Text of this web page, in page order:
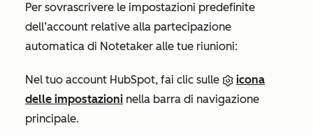
Per sovrascrivere le impostazioni predefinite
dell’account relative alla partecipazione
automatica di Notetaker alle tue riunioni:
Nel tuo account HubSpot, fai clic sulle
icona
delle impostazioni nella barra di navigazione
principale.